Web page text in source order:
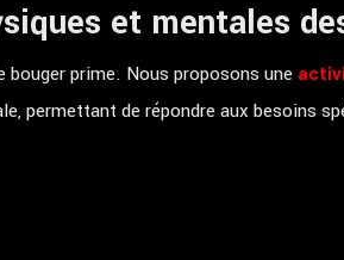
et mentales
prime. Nous proposons une
permettant de répondre aux besoins